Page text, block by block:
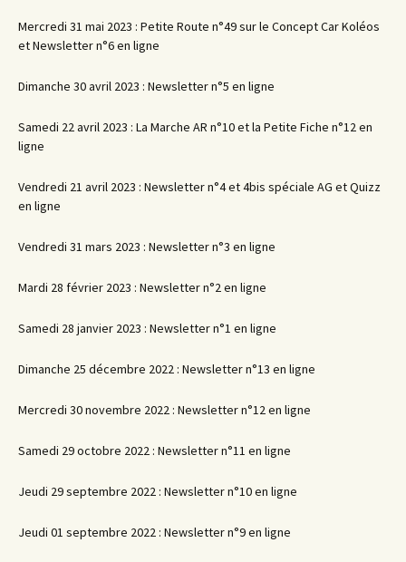
Mercredi 31 mai 2023 : Petite Route n°49 sur le Concept Car Koléos
et Newsletter n°6 en ligne
Dimanche 30 avril 2023 : Newsletter n°5 en ligne
Samedi 22 avril 2023 : La Marche AR n°10 et la Petite Fiche n°12 en
ligne
Vendredi 21 avril 2023 : Newsletter n°4 et 4bis spéciale AG et Quizz
en ligne
Vendredi 31 mars 2023 : Newsletter n°3 en ligne
Mardi 28 février 2023 : Newsletter n°2 en ligne
Samedi 28 janvier 2023 : Newsletter n°1 en ligne
Dimanche 25 décembre 2022 : Newsletter n°13 en ligne
Mercredi 30 novembre 2022 : Newsletter n°12 en ligne
Samedi 29 octobre 2022 : Newsletter n°11 en ligne
Jeudi 29 septembre 2022 : Newsletter n°10 en ligne
Jeudi 01 septembre 2022 : Newsletter n°9 en ligne